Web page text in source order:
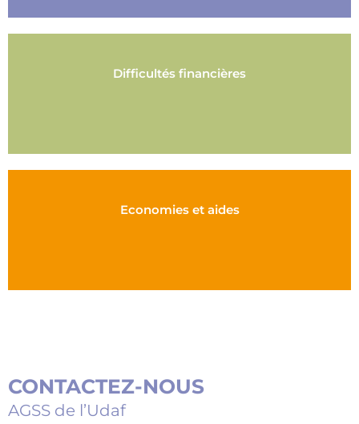
Difficultés financières
Economies et aides
CONTACTEZ-NOUS
AGSS de l’Udaf